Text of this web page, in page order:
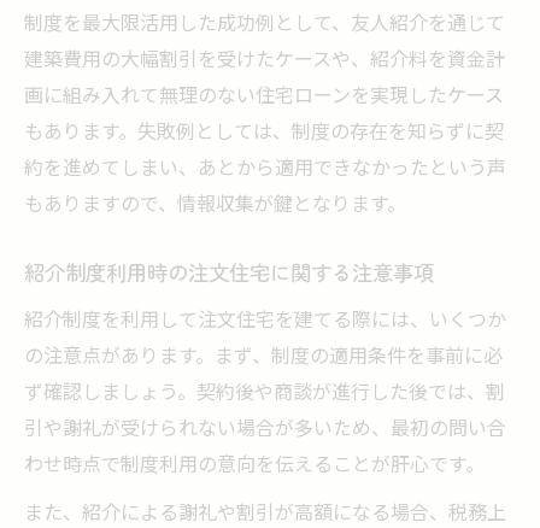
制度を最大限活用した成功例として、友人紹介を通じて
建築費用の大幅割引を受けたケースや、紹介料を資金計
画に組み入れて無理のない住宅ローンを実現したケース
もあります。失敗例としては、制度の存在を知らずに契
約を進めてしまい、あとから適用できなかったという声
もありますので、情報収集が鍵となります。
紹介制度利用時の注文住宅に関する注意事項
紹介制度を利用して注文住宅を建てる際には、いくつか
の注意点があります。まず、制度の適用条件を事前に必
ず確認しましょう。契約後や商談が進行した後では、割
引や謝礼が受けられない場合が多いため、最初の問い合
わせ時点で制度利用の意向を伝えることが肝心です。
また、紹介による謝礼や割引が高額になる場合、税務上